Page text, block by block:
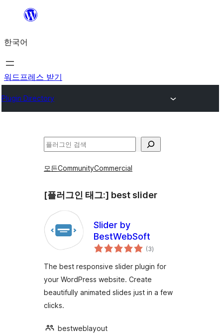
츠
로
바
가
한국어
워드프레스 받기
Plugin Directory
검
모든CommunityCommercial
[플러그인 태그:] best slider
Slider by
BestWebSoft
(3전
체
점
)
The best responsive slider plugin for
your WordPress website. Create
beautifully animated slides just in a few
clicks.
bestweblayout